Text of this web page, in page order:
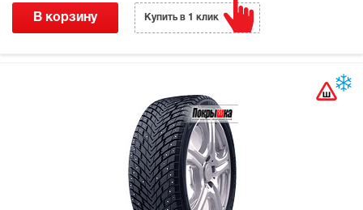
В корзину Купить в 1 клик